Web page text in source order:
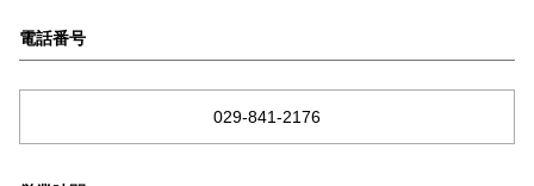
電話番号
029-841-2176